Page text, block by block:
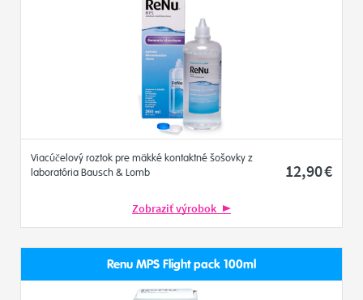
Viacúčelový roztok pre mäkké kontaktné šošovky z
laboratória Bausch & Lomb
12,90€
Zobraziť výrobok
Renu MPS Flight pack 100ml